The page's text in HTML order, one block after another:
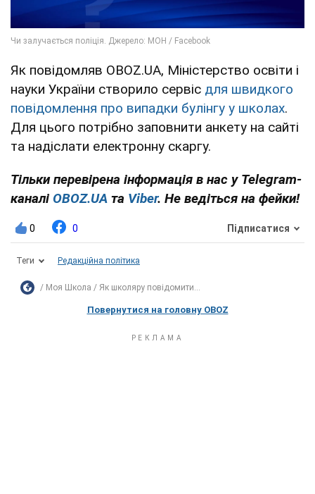
Як повідомляв OBOZ.UA, Міністерство освіти і
науки України створило сервіс для швидкого
повідомлення про випадки булінгу у школах.
Для цього потрібно заповнити анкету на сайті
та надіслати електронну скаргу.
Тільки перевірена інформація в нас у Telegram-
каналі OBOZ.UA та Viber. Не ведіться на фейки!
0 0 Підписатися
Теги Редакційна політика
Моя Школа Як школяру повідомити...
Повернутися на головну OBOZ